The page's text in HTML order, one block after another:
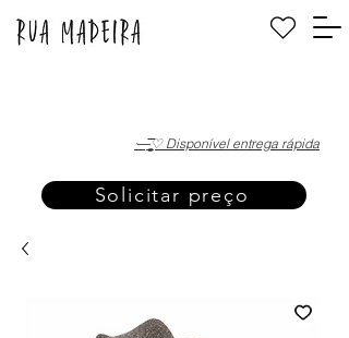
·—̳͟͞͞♡ Disponível entrega rápida
Solicitar preço